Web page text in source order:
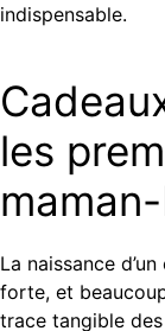
indispensable.
les
La naissance
forte, et
trace tangible